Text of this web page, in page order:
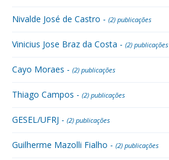
Nivalde José de Castro - (2) publicações
Vinicius Jose Braz da Costa - (2) publicações
Cayo Moraes - (2) publicações
Thiago Campos - (2) publicações
GESEL/UFRJ - (2) publicações
Guilherme Mazolli Fialho - (2) publicações